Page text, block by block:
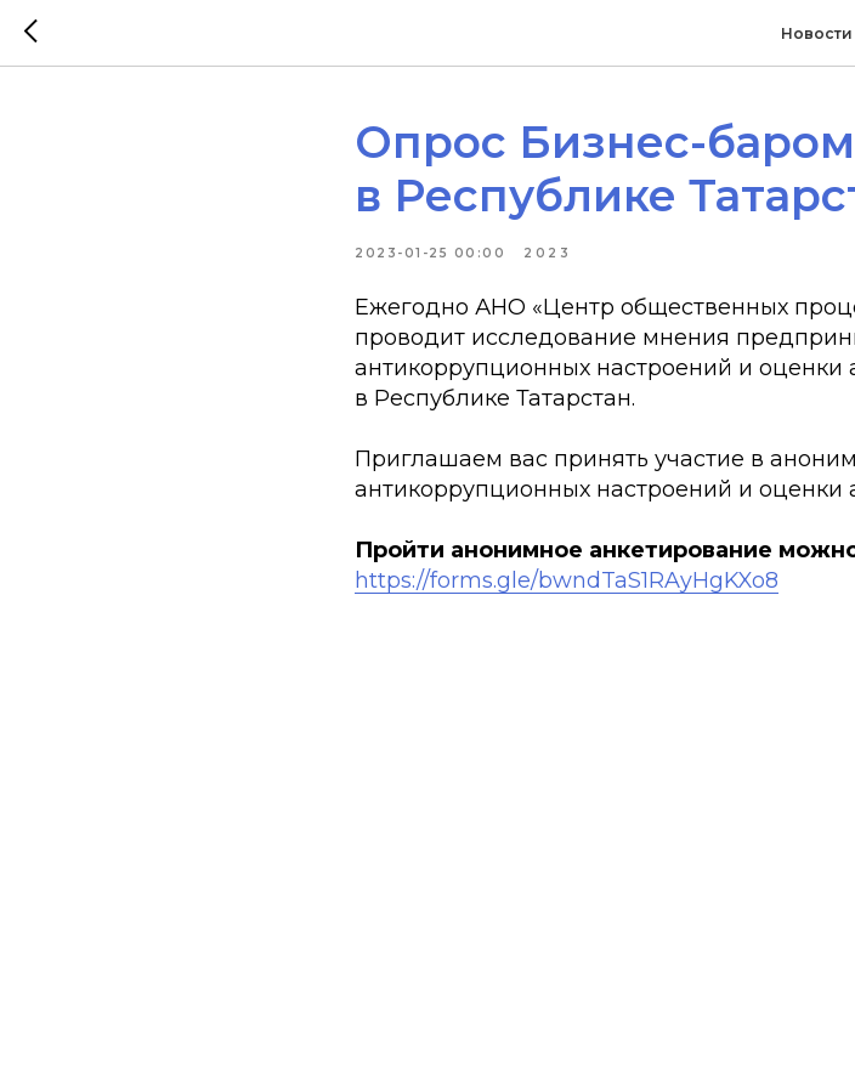
Новости
Опрос Бизнес-
в Республике
2023-01-25 00:00 2023
Ежегодно АНО «Центр общественных
проводит исследование мнения
антикоррупционных настроений и оценки
в Республике Татарстан.
Приглашаем вас принять участие в
антикоррупционных настроений и оценки
Пройти анонимное анкетирование
https://forms.gle/bwndTaS1RAyHgKXo8